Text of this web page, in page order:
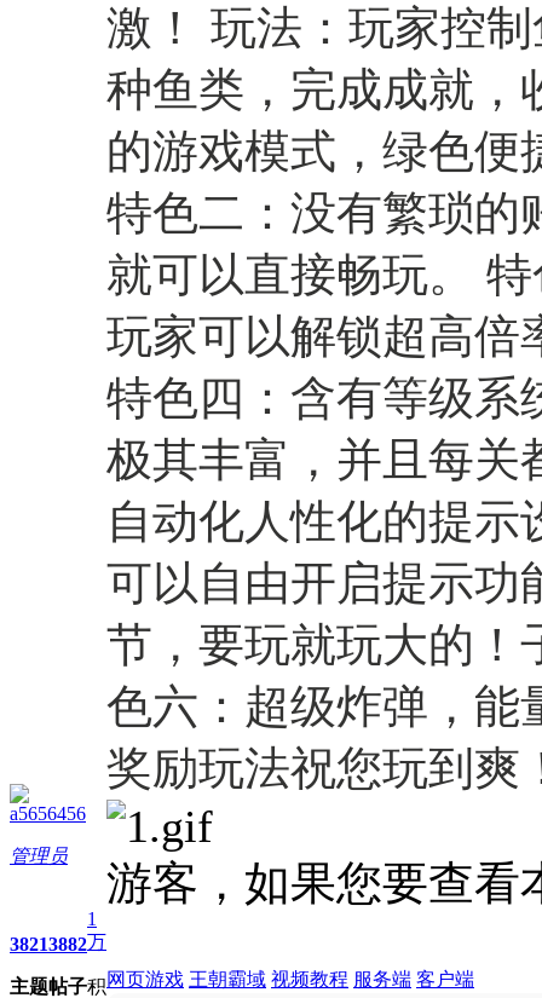
a5656456
管理员
3821
主题
3882
帖子
1
万
积
激！ 玩法：玩家控
种鱼类，完成成就，
的游戏模式，绿色便
特色二：没有繁琐的
就可以直接畅玩。
玩家可以解锁超高倍
特色四：含有等级系
极其丰富，并且每关
自动化人性化的提
可以自由开启提示功
节，要玩就玩大的！
色六：超级炸弹，能
奖励玩法祝您玩到爽
游客，如果您要查看
网页游戏 王朝霸域 视频教程 服务端 客户端